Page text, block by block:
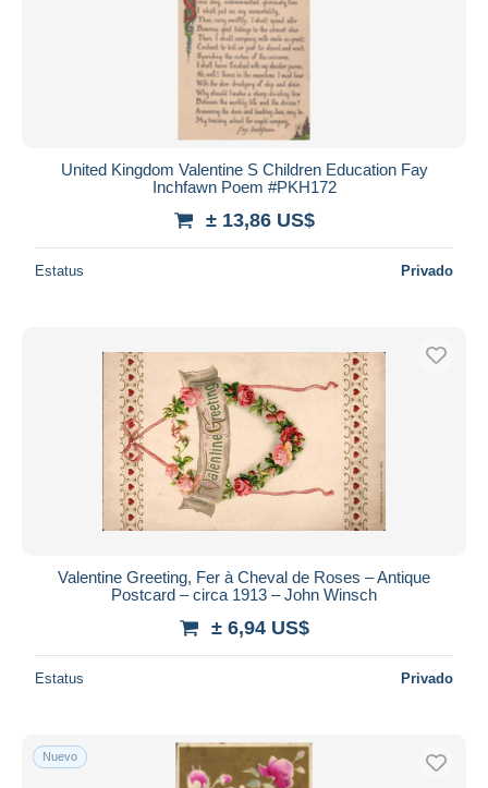
United Kingdom Valentine S Children Education Fay
Inchfawn Poem #PKH172
± 13,86 US$
Estatus Privado
Valentine Greeting, Fer à Cheval de Roses – Antique
Postcard – circa 1913 – John Winsch
± 6,94 US$
Estatus Privado
Nuevo